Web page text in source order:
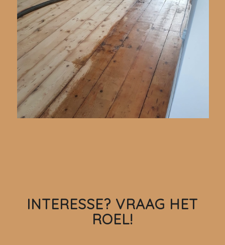
INTERESSE? VRAAG HET
ROEL!